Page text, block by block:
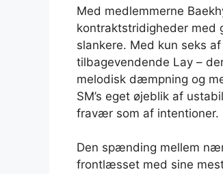
Med medlemmerne
kontraktstridigheder med
slankere. Med kun seks
tilbagevendende Lay –
melodisk dæmpning og
SM’s eget øjeblik af
fravær som af intentioner.
Den spænding mellem
frontlæsset med sine mest